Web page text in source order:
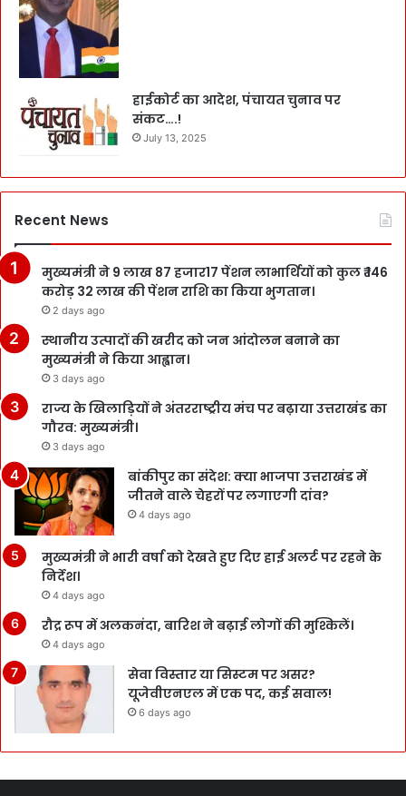
हाईकोर्ट का आदेश, पंचायत चुनाव पर
संकट….!
July 13, 2025
Recent News
मुख्यमंत्री ने 9 लाख 87 हजार17 पेंशन लाभार्थियों को कुल ₹ 146
करोड़ 32 लाख की पेंशन राशि का किया भुगतान।
2 days ago
स्थानीय उत्पादों की खरीद को जन आंदोलन बनाने का
मुख्यमंत्री ने किया आह्वान।
3 days ago
राज्य के खिलाड़ियों ने अंतरराष्ट्रीय मंच पर बढ़ाया उत्तराखंड का
गौरव: मुख्यमंत्री।
3 days ago
बांकीपुर का संदेश: क्या भाजपा उत्तराखंड में
जीतने वाले चेहरों पर लगाएगी दांव?
4 days ago
मुख्यमंत्री ने भारी वर्षा को देखते हुए दिए हाई अलर्ट पर रहने के
निर्देश।
4 days ago
रौद्र रूप में अलकनंदा, बारिश ने बढ़ाई लोगों की मुश्किलें।
4 days ago
सेवा विस्तार या सिस्टम पर असर?
यूजेवीएनएल में एक पद, कई सवाल!
6 days ago